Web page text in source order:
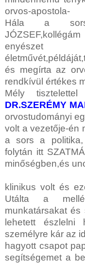
orvos-apostola-
Hála a
enyészet
és megírta az
rendkívül értékes
Mély
DR.SZERÉMY
orvostudományi
volt a vezetője-én
a sors a politika,
folytán itt
minőségben,és
klinikus volt és
Utálta a
munkatársakat és
lehetett
személyre kár az
hagyott csapot
segítségemet a